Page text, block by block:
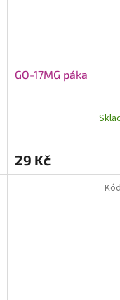
GO-17MG páka
29 Kč